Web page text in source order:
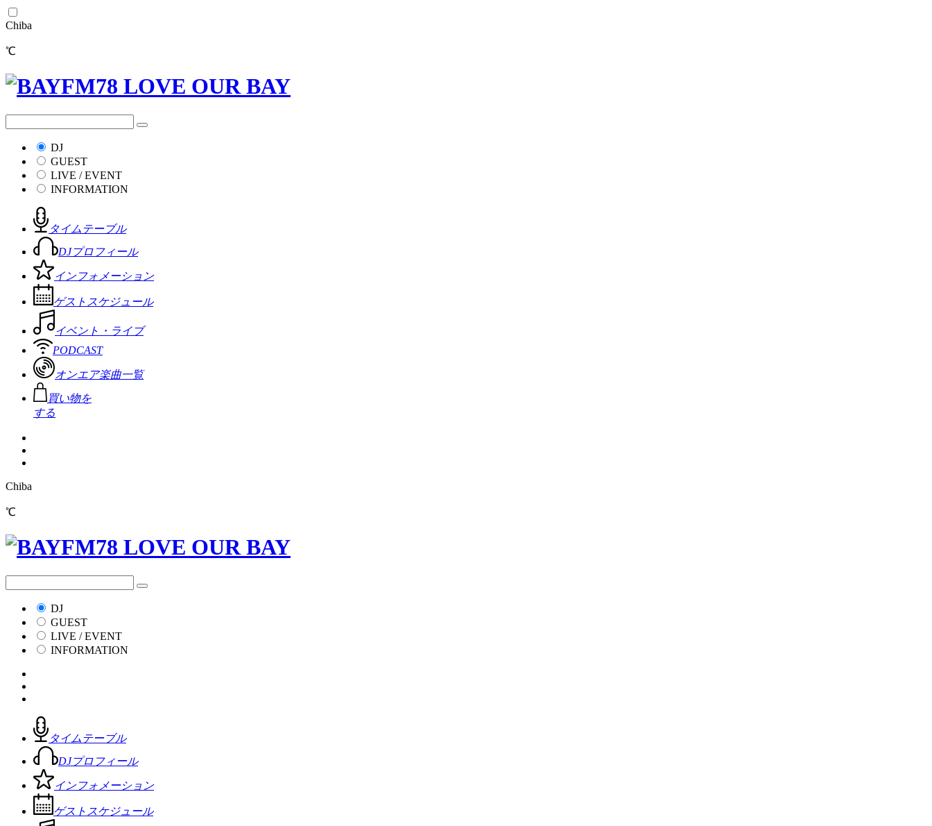
Chiba
℃
DJ
GUEST
LIVE / EVENT
INFORMATION
タイムテーブル
DJプロフィール
インフォメーション
ゲストスケジュール
イベント・ライブ
PODCAST
オンエア楽曲一覧
買い物を
する
Chiba
℃
DJ
GUEST
LIVE / EVENT
INFORMATION
タイムテーブル
DJプロフィール
インフォメーション
ゲストスケジュール